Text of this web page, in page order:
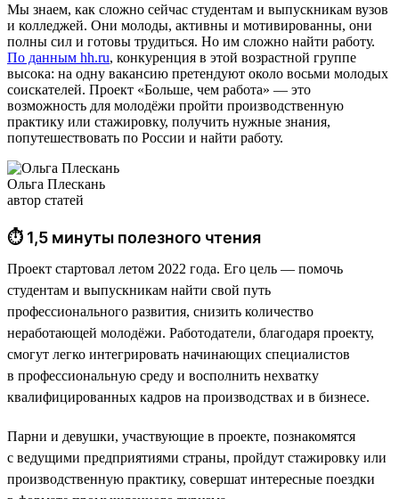
Мы знаем, как сложно сейчас студентам и выпускникам вузов
и колледжей. Они молоды, активны и мотивированны, они
полны сил и готовы трудиться. Но им сложно найти работу.
По данным hh.ru, конкуренция в этой возрастной группе
высока: на одну вакансию претендуют около восьми молодых
соискателей. Проект «Больше, чем работа» — это
возможность для молодёжи пройти производственную
практику или стажировку, получить нужные знания,
попутешествовать по России и найти работу.
Ольга Плескань
автор статей
⏱ 1,5 минуты полезного чтения
Проект стартовал летом 2022 года. Его цель — помочь
студентам и выпускникам найти свой путь
профессионального развития, снизить количество
неработающей молодёжи. Работодатели, благодаря проекту,
смогут легко интегрировать начинающих специалистов
в профессиональную среду и восполнить нехватку
квалифицированных кадров на производствах и в бизнесе.
Парни и девушки, участвующие в проекте, познакомятся
с ведущими предприятиями страны, пройдут стажировку или
производственную практику, совершат интересные поездки